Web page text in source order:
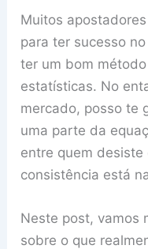
Muitos
para ter sucesso
ter um bom
estatísticas. No
mercado, posso te
uma parte da
entre quem desiste
consistência está
Neste post, vamos
sobre o que